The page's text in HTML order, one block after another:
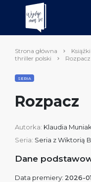
Strona główna Książki
thriller polski
Rozpacz
SERIA
Rozpacz
Autorka: Klaudia Muniak
Seria: Seria z Wiktorią
Dane
Data premiery: 2026-